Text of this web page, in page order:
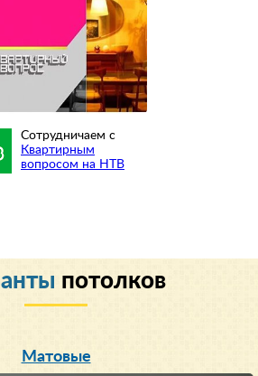
Сотрудничаем с
Квартирным
вопросом на НТВ
потолков
Матовые